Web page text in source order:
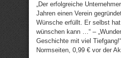
„Der erfolgreiche
Jahren einen Verein
Wünsche erfüllt. Er selbst
wünschen kann …“ –
Geschichte mit viel
Normseiten, 0,99 € vor der